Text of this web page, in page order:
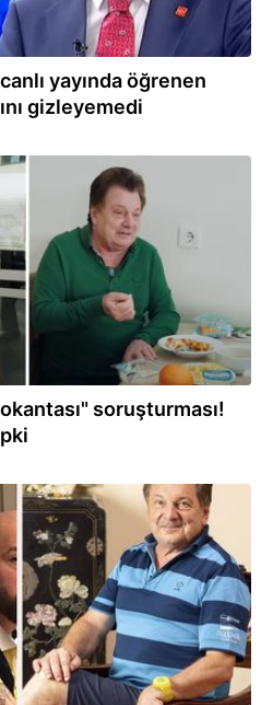
yayında öğrenen
gizleyemedi
soruşturması!